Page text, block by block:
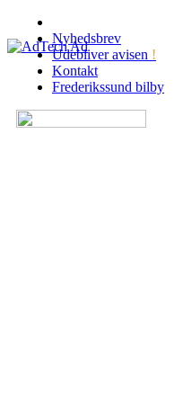
Nyhedsbrev
Udebliver avisen !
Kontakt
Frederikssund bilby